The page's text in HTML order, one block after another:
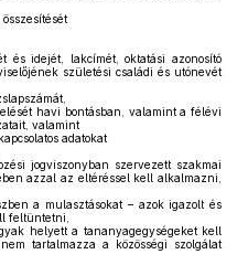
és idejét, lakcímét, oktatási azonosító
születési családi és utónevét
havi bontásban, valamint a félévi
valamint
adatokat
jogviszonyban szervezett szakmai
azzal az eltéréssel kell alkalmazni,
a mulasztásokat – azok igazolt és
feltüntetni,
helyett a tananyagegységeket kell
tartalmazza a közösségi szolgálat